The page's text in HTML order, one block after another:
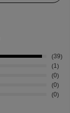
39
1
0
0
0